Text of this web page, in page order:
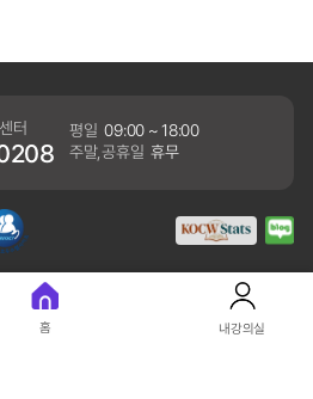
터 평일 09:00 ~ 18:00
주말,공휴일 휴무
(동내동 1119) 우)41061
홈 내강의실